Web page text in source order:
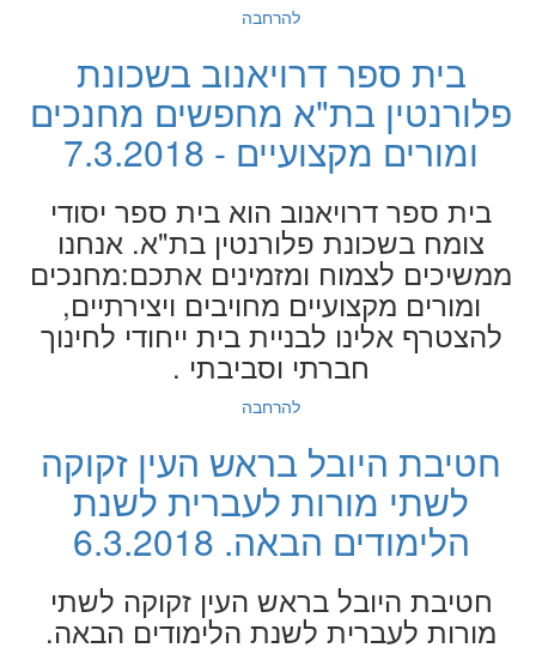
להרחבה
בית ספר דרויאנוב בשכונת
פלורנטין בת"א מחפשים מחנכים
ומורים מקצועיים - 7.3.2018
בית ספר דרויאנוב הוא בית ספר יסודי
צומח בשכונת פלורנטין בת"א. אנחנו
ממשיכים לצמוח ומזמינים אתכם:מחנכים
ומורים מקצועיים מחויבים ויצירתיים,
להצטרף אלינו לבניית בית ייחודי לחינוך
חברתי וסביבתי .
להרחבה
חטיבת היובל בראש העין זקוקה
לשתי מורות לעברית לשנת
הלימודים הבאה. 6.3.2018
חטיבת היובל בראש העין זקוקה לשתי
מורות לעברית לשנת הלימודים הבאה.